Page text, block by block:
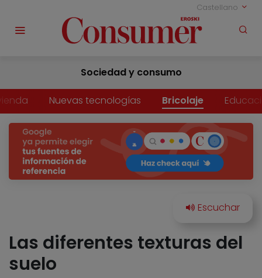
Castellano
Sociedad y consumo
Nuevas tecnologías Bricolaje
Las diferentes texturas del
suelo